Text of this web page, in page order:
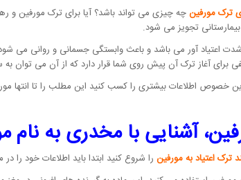
ترک مورفینچه چیزی می تواند باشد؟ آیا برای ترک مورفین و
تجویز می شود.
اعتیاد آور می باشد و باعث وابستگی جسمانی و روانی می
آغاز ترک آن پیش روی شما قرار دارد که از آن می توان
خصوص اطلاعات بیشتری را کسب کنید این مطلب را تا انتها
آشنایی با مخدری به نام
ترک اعتیاد به مورفین را شروع کنید ابتدا باید اطلاعات خود را